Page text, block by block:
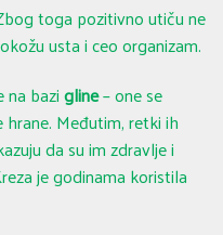
toga pozitivno utiču ne
usta i ceo organizam.
bazigline– one se
Međutim, retki ih
da su im zdravlje i
je godinama koristila